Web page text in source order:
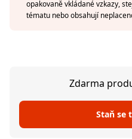
opakovaně vkládané vzkazy,
tématu nebo obsahují
Zdarma
Staň se